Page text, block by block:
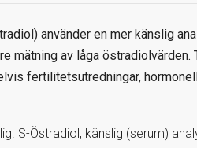
använder en mer känslig
mätning av låga
fertilitetsutredningar,
S-Östradiol, känslig (serum)